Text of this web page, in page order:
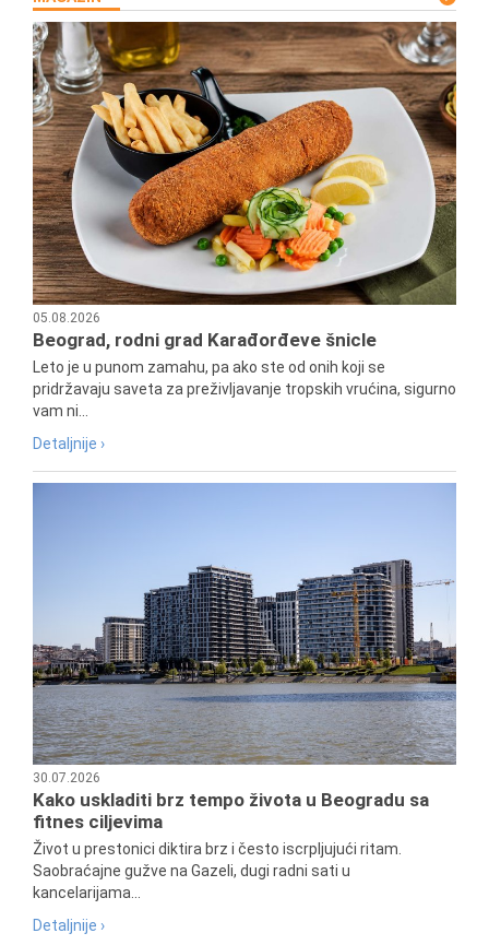
05.08.2026
Beograd, rodni grad Karađorđeve šnicle
Leto je u punom zamahu, pa ako ste od onih koji se
pridržavaju saveta za preživljavanje tropskih vrućina, sigurno
vam ni...
Detaljnije ›
30.07.2026
Kako uskladiti brz tempo života u Beogradu sa
fitnes ciljevima
Život u prestonici diktira brz i često iscrpljujući ritam.
Saobraćajne gužve na Gazeli, dugi radni sati u
kancelarijama...
Detaljnije ›